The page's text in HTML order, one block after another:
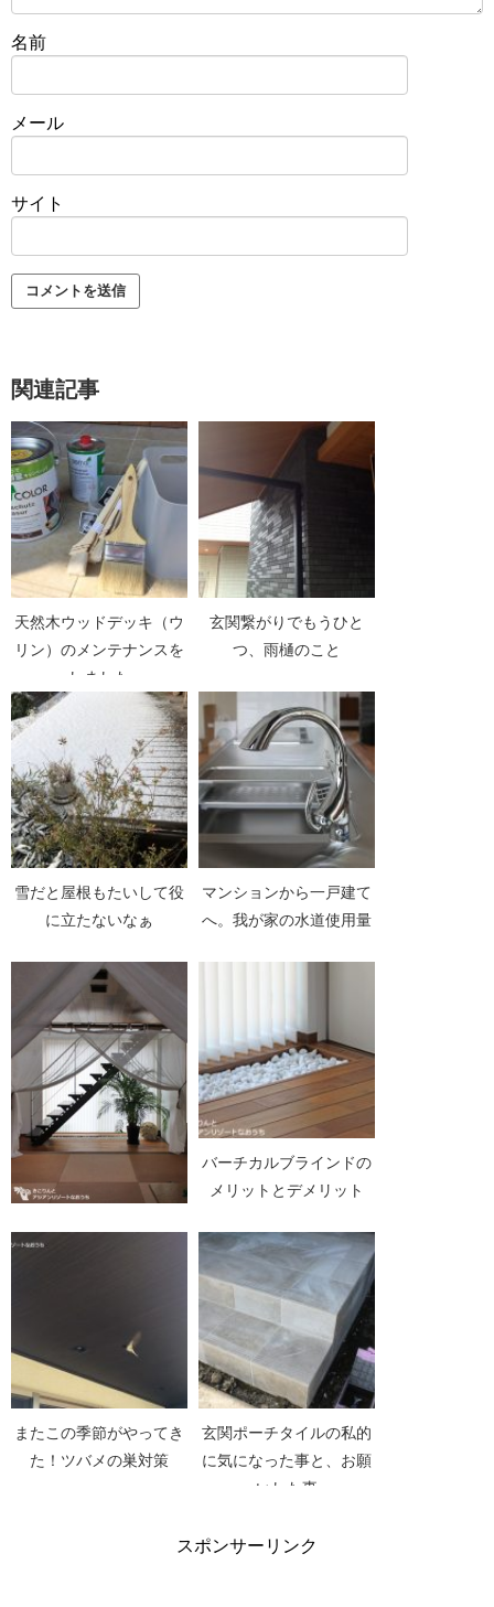
名前
メール
サイト
関連記事
天然木ウッドデッキ（ウ
リン）のメンテナンスを
しました
玄関繋がりでもうひと
つ、雨樋のこと
雪だと屋根もたいして役
に立たないなぁ
マンションから一戸建て
へ。我が家の水道使用量
バーチカルブラインドの
メリットとデメリット
またこの季節がやってき
た！ツバメの巣対策
玄関ポーチタイルの私的
に気になった事と、お願
いした事
スポンサーリンク